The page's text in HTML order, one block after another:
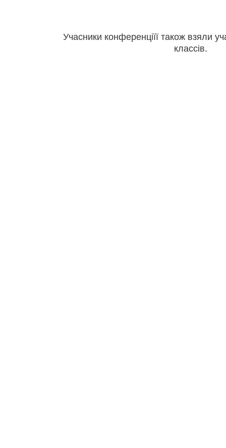
Учасники конференціїї також взяли
классів.